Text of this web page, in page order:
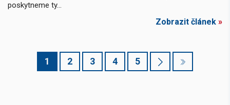
poskytneme ty...
Zobrazit článek »
1 2 3 4 5